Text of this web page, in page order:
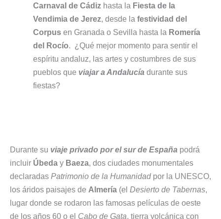
Carnaval de Cádizhasta la Fiesta de la
Vendimia de Jerez, desde la festividad del
Corpusen Granada o Sevilla hasta la Romería
del Rocío. ¿Qué mejor momento para sentir el
espíritu andaluz, las artes y costumbres de sus
pueblos que viajar a Andalucía durante sus
fiestas?
Durante su viaje privado por el sur de España podrá
incluir Úbeda y Baeza, dos ciudades monumentales
declaradas Patrimonio de la Humanidadpor la UNESCO,
los áridos paisajes de Almería (el Desierto de Tabernas,
lugar donde se rodaron las famosas películas de oeste
de los años 60 o el Cabo de Gata, tierra volcánica con